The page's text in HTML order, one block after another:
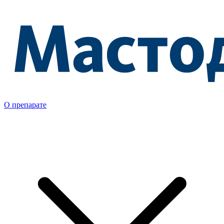
О препарате